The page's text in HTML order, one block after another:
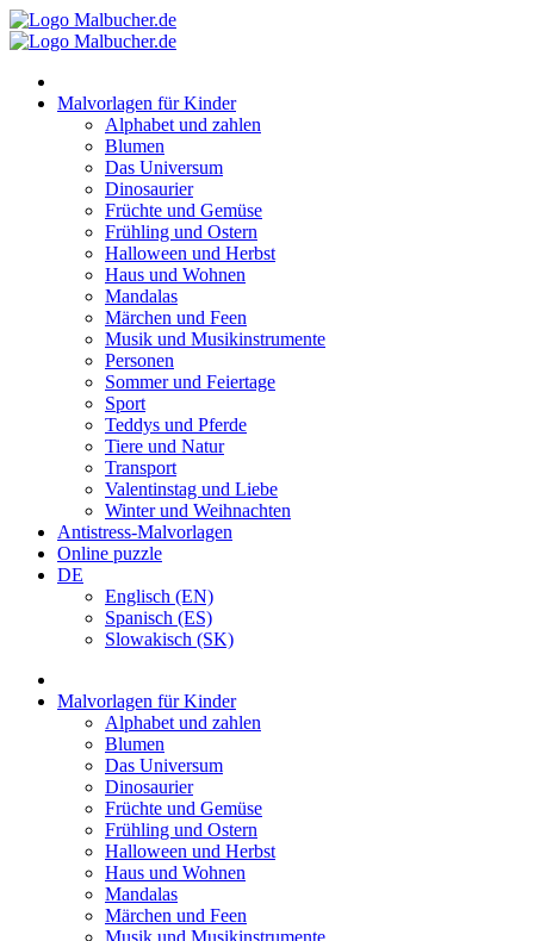
Zum
Inhalt
Malvorlagen für Kinder
Alphabet und zahlen
Blumen
Das Universum
Dinosaurier
Früchte und Gemüse
Frühling und Ostern
Halloween und Herbst
Haus und Wohnen
Mandalas
Märchen und Feen
Musik und Musikinstrumente
Personen
Sommer und Feiertage
Sport
Teddys und Pferde
Tiere und Natur
Transport
Valentinstag und Liebe
Winter und Weihnachten
Antistress-Malvorlagen
Online puzzle
DE
Englisch (EN)
Spanisch (ES)
Slowakisch (SK)
Malvorlagen für Kinder
Alphabet und zahlen
Blumen
Das Universum
Dinosaurier
Früchte und Gemüse
Frühling und Ostern
Halloween und Herbst
Haus und Wohnen
Mandalas
Märchen und Feen
Musik und Musikinstrumente